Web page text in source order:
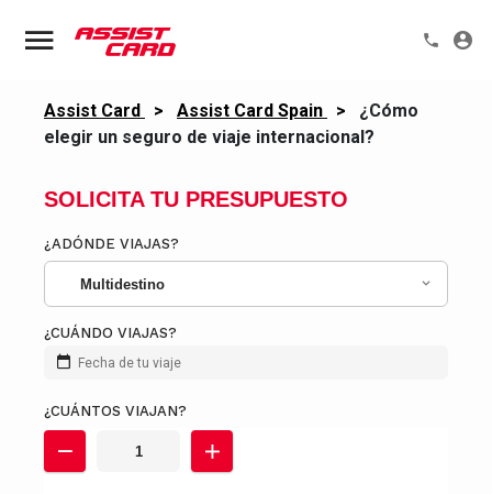
Assist Card > Assist Card Spain >
¿Cómo
elegir un seguro de viaje internacional?
SOLICITA TU PRESUPUESTO
¿ADÓNDE VIAJAS?
Multidestino
¿CUÁNDO VIAJAS?
Fecha de tu viaje
¿CUÁNTOS VIAJAN?